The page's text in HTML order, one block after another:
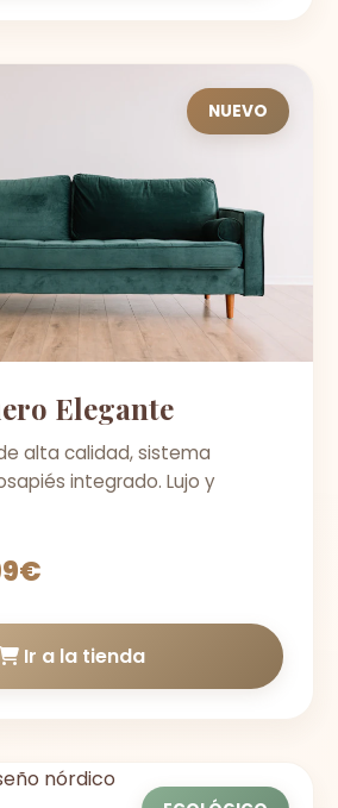
NUEVO
Elegante
alta calidad, sistema
integrado. Lujo y
Ir a la tienda